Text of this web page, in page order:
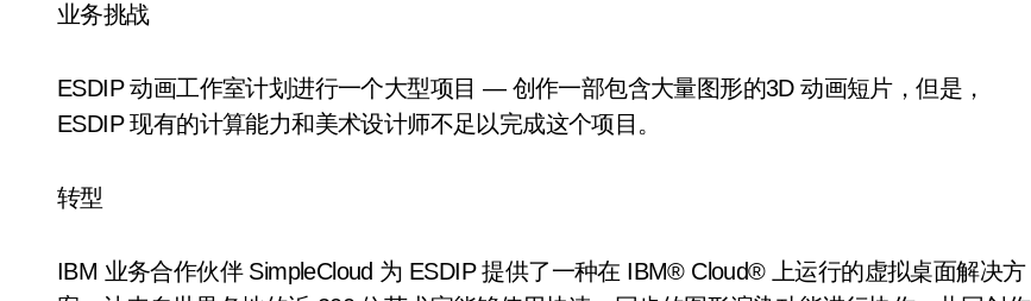
业务挑战
ESDIP 动画工作室计划进行一个大型项目 — 创作一部包含大量图形的3D 动画短片，但是，
ESDIP 现有的计算能力和美术设计师不足以完成这个项目。
转型
IBM 业务合作伙伴 SimpleCloud 为 ESDIP 提供了一种在 IBM® Cloud® 上运行的虚拟桌面解决方